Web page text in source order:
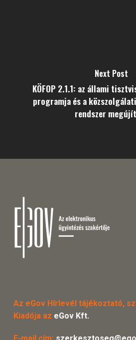
Next Post
KÖFOP 2.1.1: az állami
programja és a
rendszer
Az eGov Hírlevél tájékoztató,
Kiadója az eGov Kft.